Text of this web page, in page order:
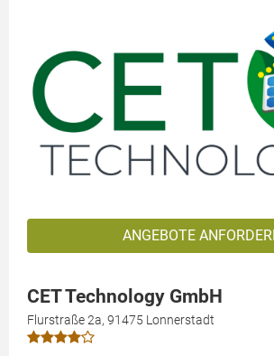
ANGEBOTE
CET Technology GmbH
Flurstraße 2a, 91475 Lonnerstadt